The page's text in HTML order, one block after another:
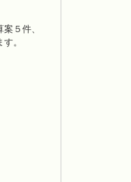
５件、
。